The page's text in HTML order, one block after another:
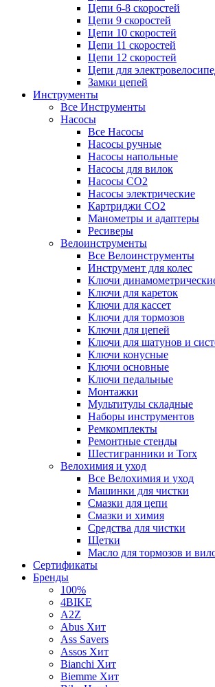
Цепи 6-8 скоростей
Цепи 9 скоростей
Цепи 10 скоростей
Цепи 11 скоростей
Цепи 12 скоростей
Цепи для
Замки цепей
Инструменты
Все Инструменты
Насосы
Все Насосы
Насосы ручные
Насосы напольные
Насосы для вилок
Насосы CO2
Насосы электрические
Картриджи CO2
Манометры и адаптеры
Ресиверы
Велоинструменты
Все Велоинструменты
Инструмент для колес
Ключи
Ключи для кареток
Ключи для кассет
Ключи для тормозов
Ключи для цепей
Ключи для шатунов и
Ключи конусные
Ключи основные
Ключи педальные
Монтажки
Мультитулы складные
Наборы инструментов
Ремкомплекты
Ремонтные стенды
Шестигранники и Torx
Велохимия и уход
Все Велохимия и уход
Машинки для чистки
Смазки для цепи
Смазки и химия
Средства для чистки
Щетки
Масло для тормозов и
Сертификаты
Бренды
100%
4BIKE
A2Z
Abus Хит
Ass Savers
Assos Хит
Bianchi Хит
Biemme Хит